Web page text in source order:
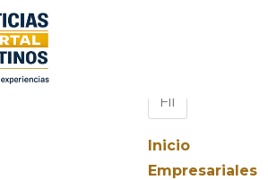
Inicio
Empresariales